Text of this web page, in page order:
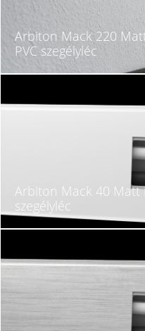
Arbiton Mack 220
PVC szegélyléc
Arbiton Mack 40 Matt
szegélyléc